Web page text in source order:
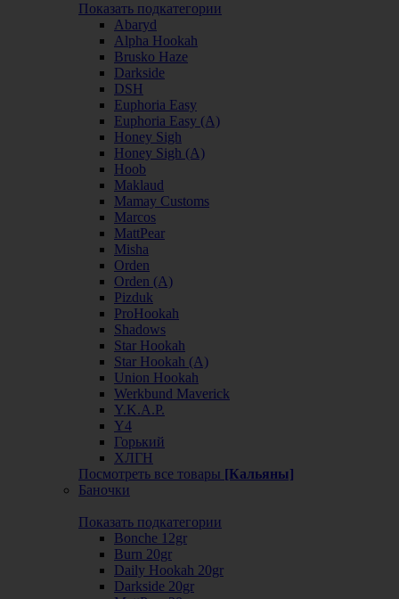
Показать подкатегории
Abaryd
Alpha Hookah
Brusko Haze
Darkside
DSH
Euphoria Easy
Euphoria Easy (А)
Honey Sigh
Honey Sigh (А)
Hoob
Maklaud
Mamay Customs
Marcos
MattPear
Misha
Orden
Orden (А)
Pizduk
ProHookah
Shadows
Star Hookah
Star Hookah (А)
Union Hookah
Werkbund Maverick
Y.K.A.P.
Y4
Горький
ХЛГН
Посмотреть все товары [Кальяны]
Баночки
Показать подкатегории
Bonche 12gr
Burn 20gr
Daily Hookah 20gr
Darkside 20gr